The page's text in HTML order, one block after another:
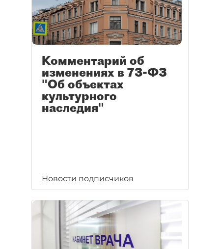
Комментарий об
изменениях в 73-ФЗ
"Об объектах
культурного
наследия"
Новости подписчиков